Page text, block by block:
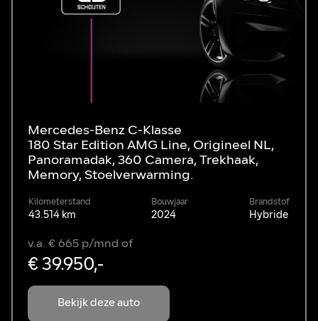
Mercedes-Benz C-Klasse
180 Star Edition AMG Line, Origineel NL,
Panoramadak, 360 Camera, Trekhaak,
Memory, Stoelverwarming.
Kilometerstand
43.514 km
Bouwjaar
2024
Brandstof
Hybride
Bekijk deze auto
v.a. € 665 p/mnd of
€ 39.950,-